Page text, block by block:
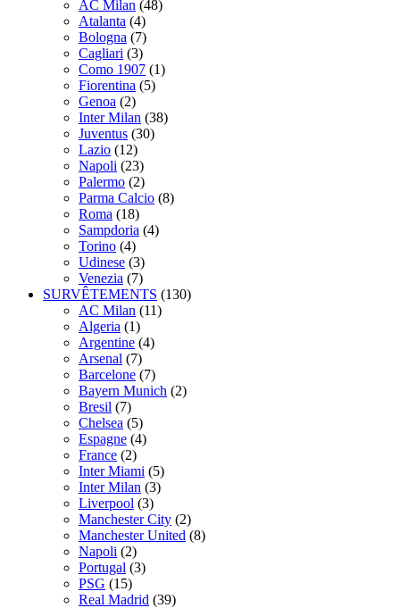
AC Milan (48)
Atalanta (4)
Bologna (7)
Cagliari (3)
Como 1907 (1)
Fiorentina (5)
Genoa (2)
Inter Milan (38)
Juventus (30)
Lazio (12)
Napoli (23)
Palermo (2)
Parma Calcio (8)
Roma (18)
Sampdoria (4)
Torino (4)
Udinese (3)
Venezia (7)
SURVÊTEMENTS (130)
AC Milan (11)
Algeria (1)
Argentine (4)
Arsenal (7)
Barcelone (7)
Bayern Munich (2)
Bresil (7)
Chelsea (5)
Espagne (4)
France (2)
Inter Miami (5)
Inter Milan (3)
Liverpool (3)
Manchester City (2)
Manchester United (8)
Napoli (2)
Portugal (3)
PSG (15)
Real Madrid (39)